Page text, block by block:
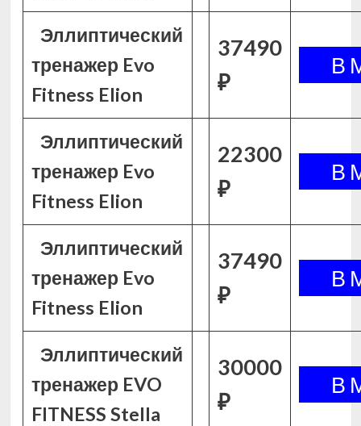
Эллиптический
тренажер Evo
Fitness Elion
37490
₽
Эллиптический
тренажер Evo
Fitness Elion
22300
₽
Эллиптический
тренажер Evo
Fitness Elion
37490
₽
Эллиптический
тренажер EVO
FITNESS Stella
30000
₽